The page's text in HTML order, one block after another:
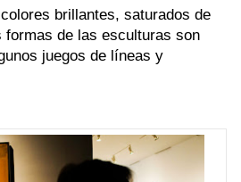
brillantes, saturados de
formas de las esculturas son
juegos de líneas y